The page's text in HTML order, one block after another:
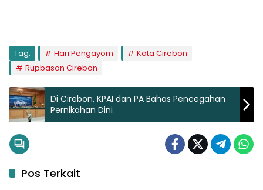
Tag: Hari Pengayom
Kota Cirebon
Rupbasan Cirebon
Di Cirebon, KPAI dan PA Bahas Pencegahan
Pernikahan Dini
Pos Terkait